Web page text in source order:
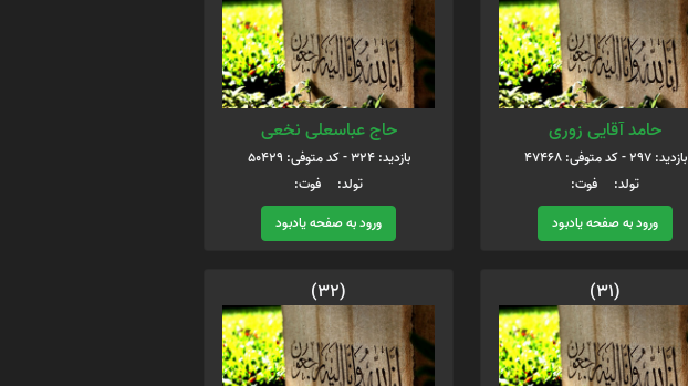
حامد آقایی زوری
بازدید: 297 - کد متوفی: 47468
تولد: فوت:
ورود به صفحه یادبود
حاج عباسعلی نخعی
بازدید: 324 - کد متوفی: 50429
تولد: فوت:
ورود به صفحه یادبود
(31)
(32)